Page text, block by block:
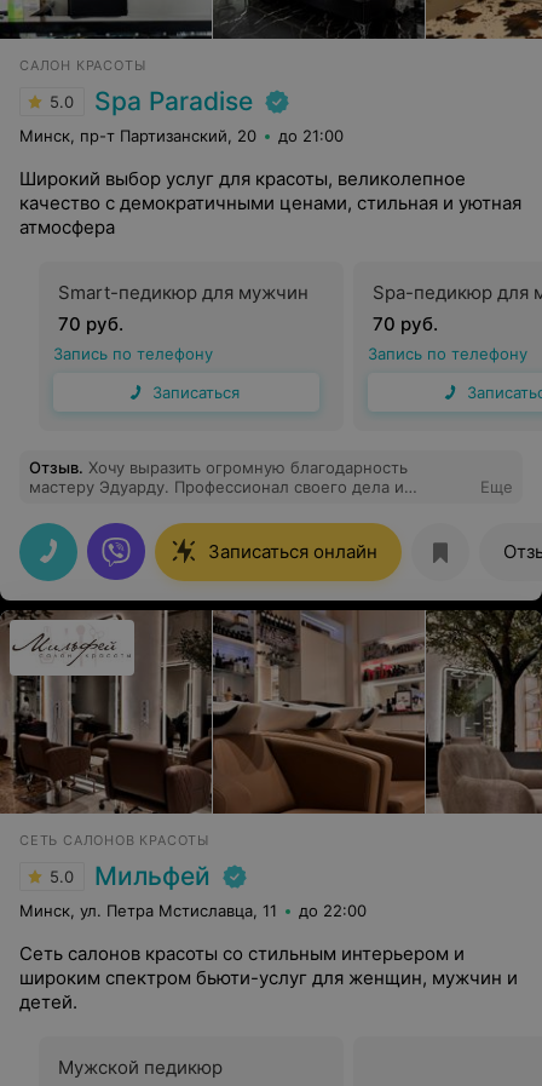
САЛОН КРАСОТЫ
5.0 Spa Paradise
Минск, пр-т Партизанский, 20 до 21:00
Широкий выбор услуг для красоты, великолепное
качество с демократичными ценами, стильная и уютная
атмосфера
Smart-педикюр для мужчин
70 руб.
Запись по телефону
Записаться
Spa-педикюр для
70 руб.
Запись по телефону
Отзыв. Хочу выразить огромную благодарность
мастеру Эдуарду. Профессионал своего дела и
атмосфера, после сеанса забыла что такое боль в
спине, появилась невероятная легкасть. За истории во
время сеанса отдельный респект
Еще
Записаться онлайн
СЕТЬ САЛОНОВ КРАСОТЫ
5.0 Мильфей
Минск, ул. Петра Мстиславца, 11 до 22:00
Сеть салонов красоты со стильным интерьером и
широким спектром бьюти-услуг для женщин, мужчин и
детей.
Мужской педикюр